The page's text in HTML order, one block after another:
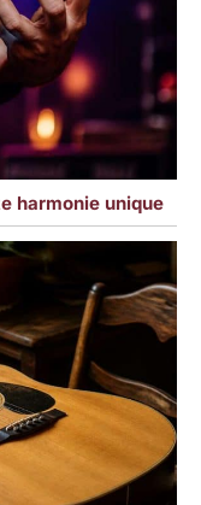
harmonie unique